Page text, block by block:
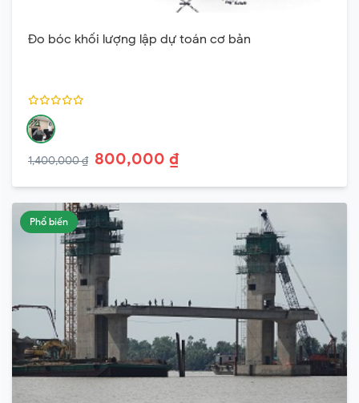
Đo bóc khối lượng lập dự toán cơ bản
1,400,000 ₫ 800,000 ₫
Phổ biến